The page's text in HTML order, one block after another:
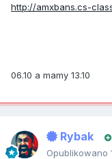
http://amxbans.cs-
06.10 a mamy 13.10
Rybak
Opublikowano